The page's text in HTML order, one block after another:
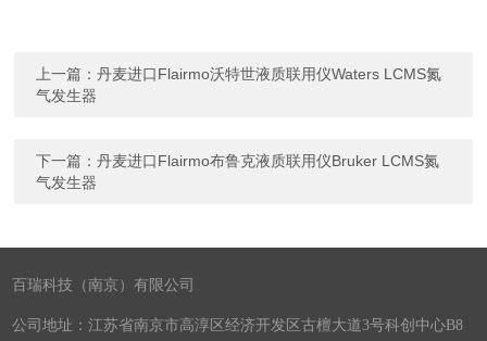
上一篇：丹麦进口Flairmo沃特世液质联用仪Waters LCMS氮
气发生器
下一篇：丹麦进口Flairmo布鲁克液质联用仪Bruker LCMS氮
气发生器
百瑞科技（南京）有限公司
公司地址：江苏省南京市高淳区经济开发区古檀大道3号科创中心B8